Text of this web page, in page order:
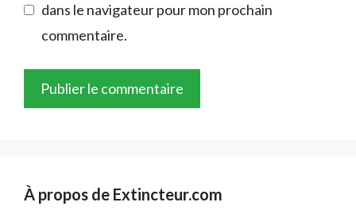
dans le navigateur pour mon prochain
commentaire.
À propos de Extincteur.com